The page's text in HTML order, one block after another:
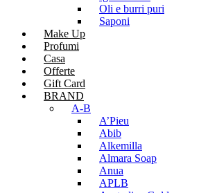
Oli e burri puri
Saponi
Make Up
Profumi
Casa
Offerte
Gift Card
BRAND
A-B
A’Pieu
Abib
Alkemilla
Almara Soap
Anua
APLB